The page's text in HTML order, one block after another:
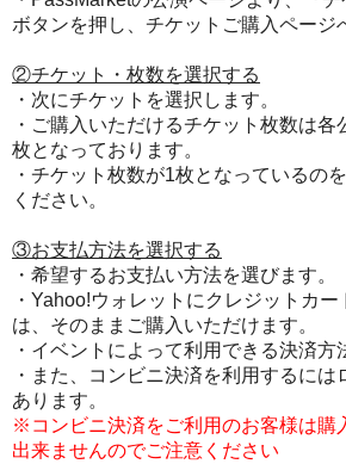
ボタンを押し、チケットご購入ページ
②チケット・枚数を選択する
・次にチケットを選択します。
・ご購入いただけるチケット枚数は各
枚となっております。
・チケット枚数が1枚となっているの
ください。
③お支払方法を選択する
・希望するお支払い方法を選びます。
・Yahoo!ウォレットにクレジットカ
は、そのままご購入いただけます。
・イベントによって利用できる決済方
・また、コンビニ決済を利用するに
あります。
※コンビニ決済をご利用のお客様は購
出来ませんのでご注意ください